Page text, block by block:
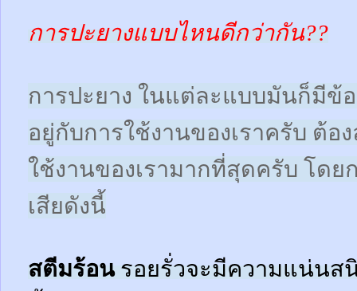
การปะยางแบบไหนดีกว่ากัน??
การปะยาง ในแต่ละแบบมันก็มีข้
อยู่กับการใช้งานของเราครับ ต้อ
ใช้งานของเรามากที่สุดครับ โด
เสียดังนี้
สตีมร้อนรอยรั่วจะมีความแน่นส